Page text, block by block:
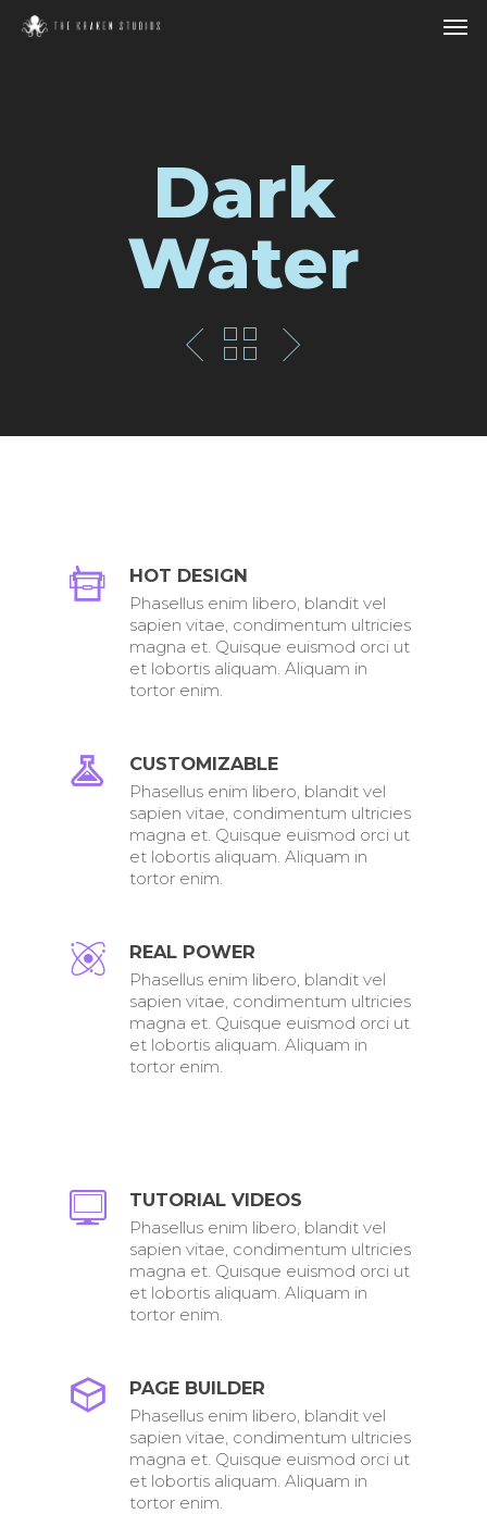
Dark
Water
HOT DESIGN
Phasellus enim libero, blandit vel
sapien vitae, condimentum ultricies
magna et. Quisque euismod orci ut
et lobortis aliquam. Aliquam in
tortor enim.
CUSTOMIZABLE
Phasellus enim libero, blandit vel
sapien vitae, condimentum ultricies
magna et. Quisque euismod orci ut
et lobortis aliquam. Aliquam in
tortor enim.
REAL POWER
Phasellus enim libero, blandit vel
sapien vitae, condimentum ultricies
magna et. Quisque euismod orci ut
et lobortis aliquam. Aliquam in
tortor enim.
TUTORIAL VIDEOS
Phasellus enim libero, blandit vel
sapien vitae, condimentum ultricies
magna et. Quisque euismod orci ut
et lobortis aliquam. Aliquam in
tortor enim.
PAGE BUILDER
Phasellus enim libero, blandit vel
sapien vitae, condimentum ultricies
magna et. Quisque euismod orci ut
et lobortis aliquam. Aliquam in
tortor enim.